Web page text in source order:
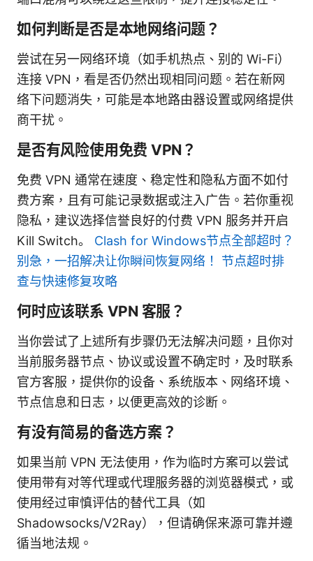
如何判断是否是本地网络问题？
尝试在另一网络环境（如手机热点、别的 Wi-Fi）
连接 VPN，看是否仍然出现相同问题。若在新网
络下问题消失，可能是本地路由器设置或网络提供
商干扰。
是否有风险使用免费 VPN？
免费 VPN 通常在速度、稳定性和隐私方面不如付
费方案，且有可能记录数据或注入广告。若你重视
隐私，建议选择信誉良好的付费 VPN 服务并开启
Kill Switch。 Clash for Windows节点全部超时？
别急，一招解决让你瞬间恢复网络！ 节点超时排
查与快速修复攻略
何时应该联系 VPN 客服？
当你尝试了上述所有步骤仍无法解决问题，且你对
当前服务器节点、协议或设置不确定时，及时联系
官方客服，提供你的设备、系统版本、网络环境、
节点信息和日志，以便更高效的诊断。
有没有简易的备选方案？
如果当前 VPN 无法使用，作为临时方案可以尝试
使用带有对等代理或代理服务器的浏览器模式，或
使用经过审慎评估的替代工具（如
Shadowsocks/V2Ray），但请确保来源可靠并遵
循当地法规。